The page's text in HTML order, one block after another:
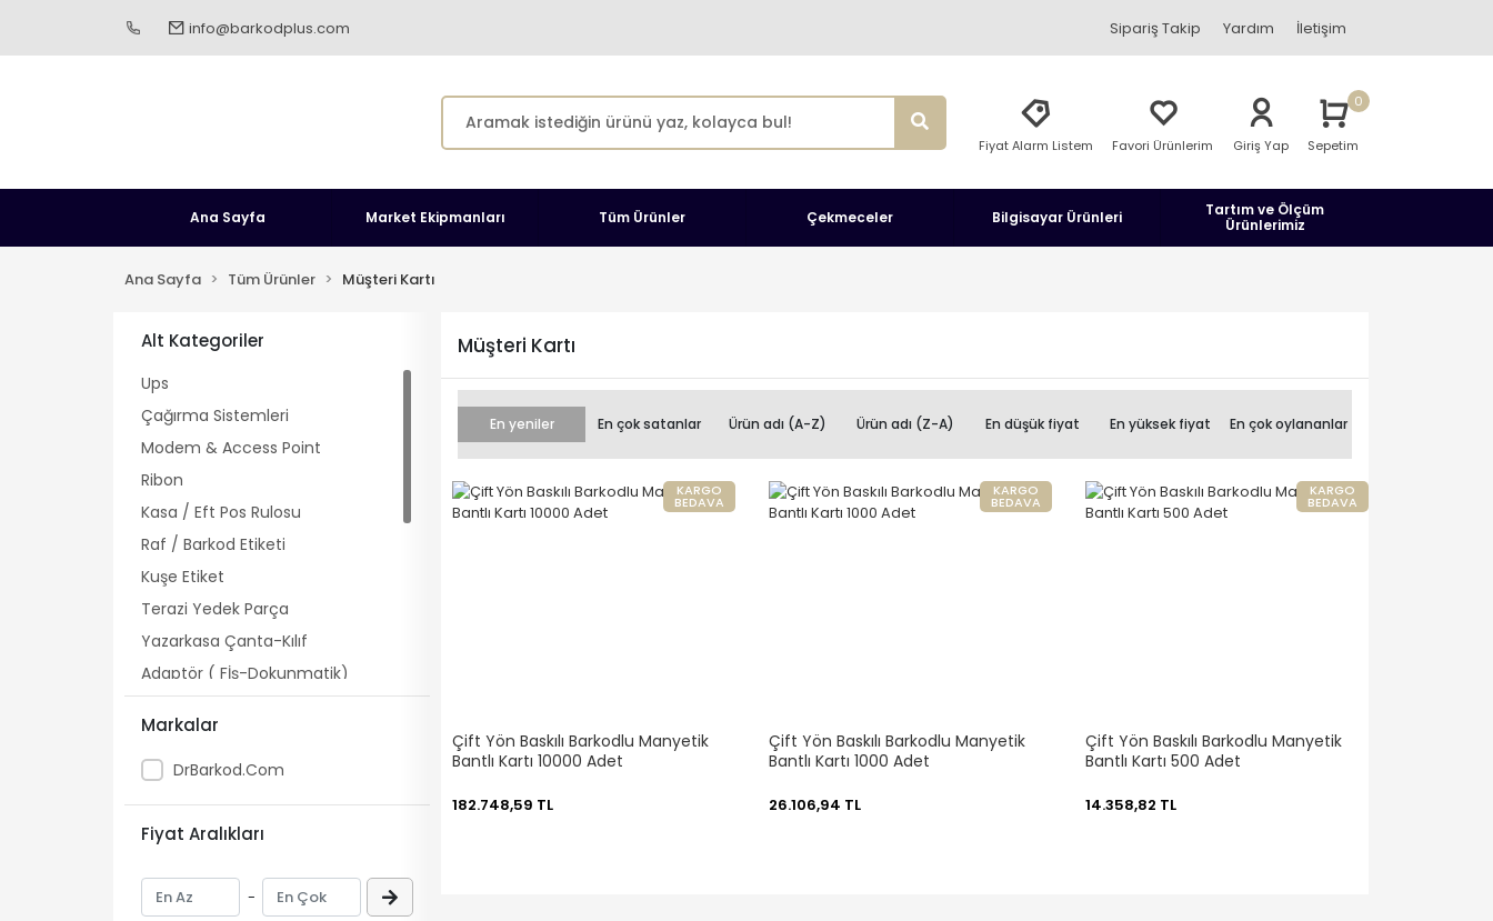
info@barkodplus.com Sipariş Takip Yardım İletişim
Fiyat Alarm Listem Favori Ürünlerim Giriş Yap Sepetim
0
Ana Sayfa Market Ekipmanları Tüm Ürünler Çekmeceler Bilgisayar Ürünleri
Tartım ve Ölçüm
Ürünlerimiz
Ana Sayfa Tüm Ürünler Müşteri Kartı
Alt Kategoriler
Ups
Çağırma Sistemleri
Modem & Access Point
Ribon
Kasa / Eft Pos Rulosu
Raf / Barkod Etiketi
Kuşe Etiket
Terazi Yedek Parça
Yazarkasa Çanta-Kılıf
Adaptör ( Fİş-Dokunmatik)
Yardımcı Malzeme
Mağaza Güvenliği
Kampanyalı Ürünler
Tarih Kodlama Yazıcı
Alarm sistemi
Markalar
DrBarkod.Com
Fiyat Aralıkları
-
Müşteri Kartı
En yeniler En çok satanlar Ürün adı (A-Z) Ürün adı (Z-A) En düşük fiyat En yüksek fiyat En çok oylananlar
KARGO
BEDAVA
Çift Yön Baskılı Barkodlu Manyetik
Bantlı Kartı 10000 Adet
182.748,59 TL
KARGO
BEDAVA
Çift Yön Baskılı Barkodlu Manyetik
Bantlı Kartı 1000 Adet
26.106,94 TL
KARGO
BEDAVA
Çift Yön Baskılı Barkodlu Manyetik
Bantlı Kartı 500 Adet
14.358,82 TL